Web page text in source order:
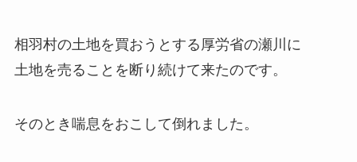
相羽村の土地を買おうとする厚労省の瀬川に
土地を売ることを断り続けて来たのです。
そのとき喘息をおこして倒れました。